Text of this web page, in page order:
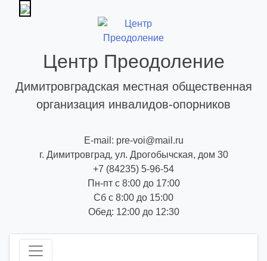
Skip
Центр Преодоление
Димитровградская местная общественная
организация инвалидов-опорников
E-mail: pre-voi@mail.ru
г. Димитровград, ул. Дрогобычская, дом 30
+7 (84235) 5-96-54
Пн-пт с 8:00 до 17:00
Сб с 8:00 до 15:00
Обед: 12:00 до 12:30